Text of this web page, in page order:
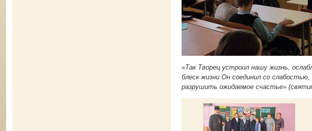
«Так Творец устроил нашу жизнь,
блеск жизни Он соединил со
разрушить ожидаемое счастье»